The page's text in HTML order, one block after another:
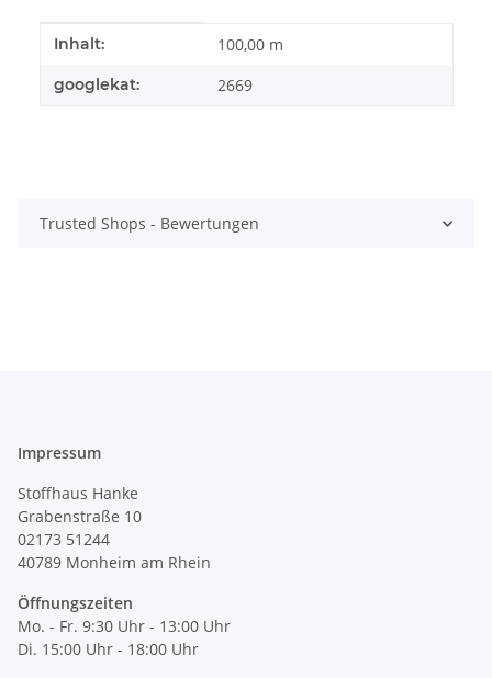
Produkteigenschaft
Wert
Inhalt: 100,00 m
googlekat: 2669
Trusted Shops - Bewertungen
Impressum
Stoffhaus Hanke
Grabenstraße 10
02173 51244
40789 Monheim am Rhein
Öffnungszeiten
Mo. - Fr. 9:30 Uhr - 13:00 Uhr
Di. 15:00 Uhr - 18:00 Uhr